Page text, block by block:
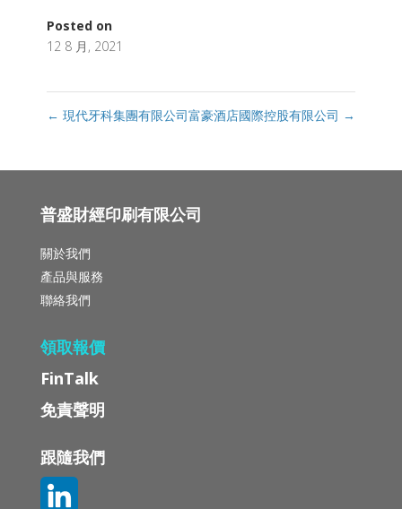
Posted on
12 8 月, 2021
← 現代牙科集團有限公司富豪酒店國際控股有限公司 →
普盛財經印刷有限公司
關於我們
產品與服務
聯絡我們
領取報價
FinTalk
免責聲明
跟隨我們